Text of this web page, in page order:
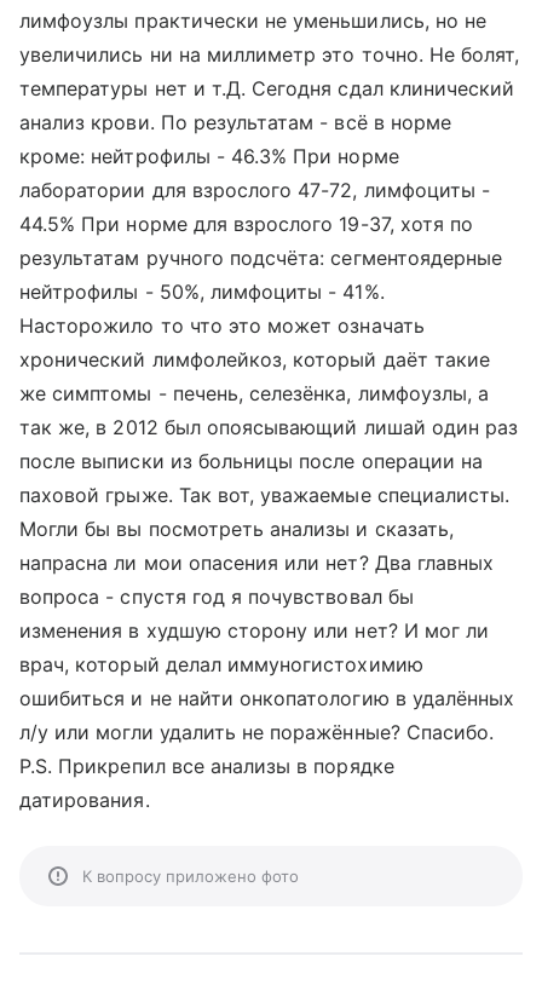
лимфоузлы практически не уменьшились, но не
увеличились ни на миллиметр это точно. Не болят,
температуры нет и т.Д. Сегодня сдал клинический
анализ крови. По результатам - всё в норме
кроме: нейтрофилы - 46.3% При норме
лаборатории для взрослого 47-72, лимфоциты -
44.5% При норме для взрослого 19-37, хотя по
результатам ручного подсчёта: сегментоядерные
нейтрофилы - 50%, лимфоциты - 41%.
Насторожило то что это может означать
хронический лимфолейкоз, который даёт такие
же симптомы - печень, селезёнка, лимфоузлы, а
так же, в 2012 был опоясывающий лишай один раз
после выписки из больницы после операции на
паховой грыже. Так вот, уважаемые специалисты.
Могли бы вы посмотреть анализы и сказать,
напрасна ли мои опасения или нет? Два главных
вопроса - спустя год я почувствовал бы
изменения в худшую сторону или нет? И мог ли
врач, который делал иммуногистохимию
ошибиться и не найти онкопатологию в удалённых
л/у или могли удалить не поражённые? Спасибо.
P.S. Прикрепил все анализы в порядке
датирования.
К вопросу приложено фото